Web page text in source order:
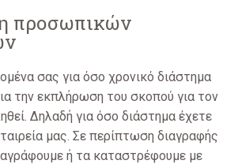
προσωπικών
σας για όσο χρονικό διάστημα
την εκπλήρωση του σκοπού για τον
Δηλαδή για όσο διάστημα έχετε
μας. Σε περίπτωση διαγραφής
ή τα καταστρέφουμε με